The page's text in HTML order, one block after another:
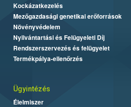
Kockázatkezelés
Mezőgazdasági genetikai erőforrások
Növényvédelem
Nyilvántartási és Felügyeleti Díj
Rendszerszervezés és felügyelet
Termékpálya-ellenőrzés
Ügyintézés
Élelmiszer